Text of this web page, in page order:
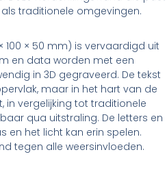
traditionele omgevingen.
100 × 50 mm) is vervaardigd uit
en data worden met een
in 3D gegraveerd. De tekst
maar in het hart van de
in vergelijking tot traditionele
qua uitstraling. De letters en
en het licht kan erin spelen.
tegen alle weersinvloeden.